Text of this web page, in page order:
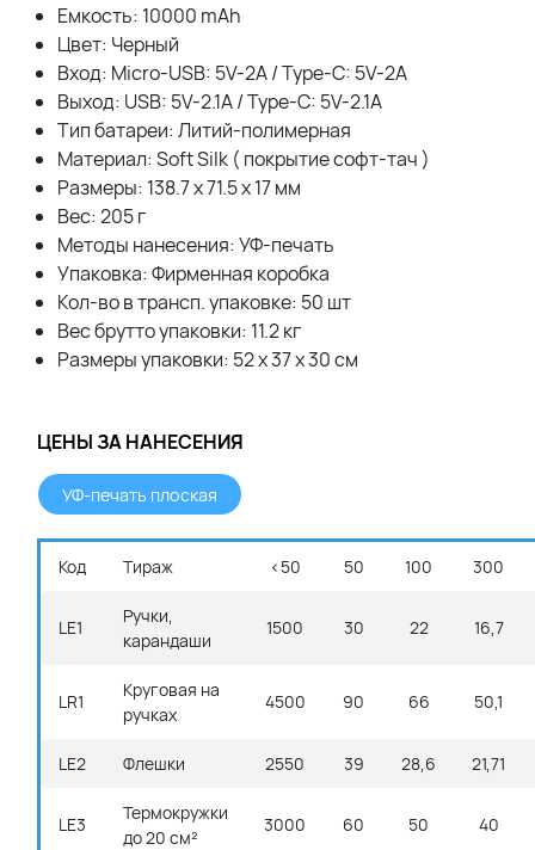
Емкость: 10000 mAh
Цвет: Черный
Вход: Micro-USB: 5V-2A / Type-C: 5V-2A
Выход: USB: 5V-2.1A / Type-C: 5V-2.1A
Тип батареи: Литий-полимерная
Материал: Soft Silk ( покрытие софт-тач )
Размеры: 138.7 х 71.5 х 17 мм
Вес: 205 г
Методы нанесения: УФ-печать
Упаковка: Фирменная коробка
Кол-во в трансп. упаковке: 50 шт
Вес брутто упаковки: 11.2 кг
Размеры упаковки: 52 x 37 x 30 см
ЦЕНЫ ЗА НАНЕСЕНИЯ
УФ-печать плоская
Код Тираж <50 50 100 300
LE1
Ручки,
карандаши
1500 30 22 16,7
LR1
Круговая на
ручках
4500 90 66 50,1
LE2 Флешки 2550 39 28,6 21,71
LE3
Термокружки
до 20 см²
3000 60 50 40